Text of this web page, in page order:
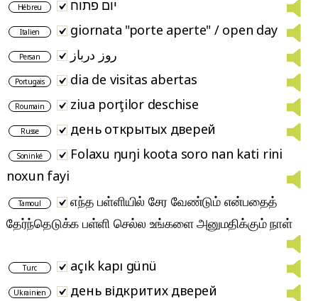
Hébreu יום פתוח
Italien giornata "porte aperte" / open day
Persan روز درباز
Portugais dia de visitas abertas
Roumain ziua porţilor deschise
Russe день открытых дверей
Soninké
Folaxu ŋuŋi koota soro nan kati rini
noxun fayi
Tamoul
எந்த பள்ளியில் சேர வேண்டும் என்பதைத்
தேர்ந்தெடுக்க பள்ளி செல்ல உங்களை அனுமதிக்கும் நாள்
Turc açık kapı günü
Ukrainien день відкритих дверей